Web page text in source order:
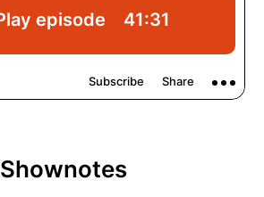
Shownotes